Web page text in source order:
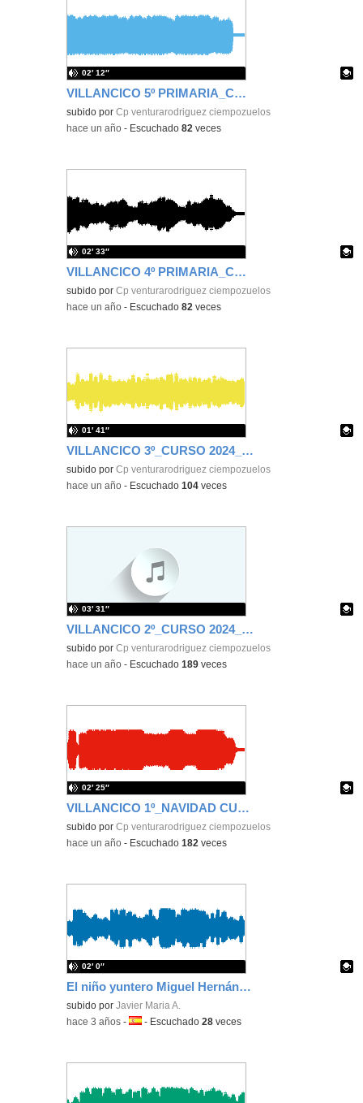
VILLANCICO 5º PRIMARIA_CURSO 2024_2025
Contenido educativo.
subido porCp venturarodriguez ciempozuelos
02′ 12″
-hace un año - Escuchado82 veces
VILLANCICO 4º PRIMARIA_CURSO 2024_2025
Contenido educativo.
subido porCp venturarodriguez ciempozuelos
02′ 33″
-hace un año - Escuchado82 veces
VILLANCICO 3º_CURSO 2024_2025
Contenido educativo.
subido porCp venturarodriguez ciempozuelos
01′ 41″
-hace un año - Escuchado104 veces
VILLANCICO 2º_CURSO 2024_2025
Contenido educativo.
subido porCp venturarodriguez ciempozuelos
03′ 31″
-hace un año - Escuchado189 veces
VILLANCICO 1º_NAVIDAD CURSO 2024_2025
Contenido educativo.
subido porCp venturarodriguez ciempozuelos
02′ 25″
-hace un año - Escuchado182 veces
El niño yuntero Miguel Hernández grupo 6
Contenido educativo.
subido porJavier Maria A.
02′ 0″
-hace 3 años -Idioma:
- Escuchado28 veces